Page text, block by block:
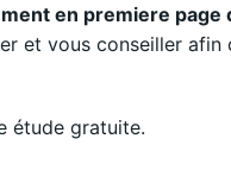
en premiere page
et vous conseiller
étude gratuite.